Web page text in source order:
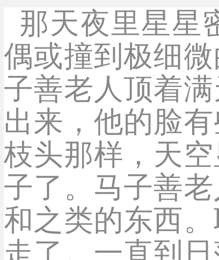
那天夜里星星
偶或撞到极细
子善老人顶着
出来，他的脸
枝头那样，天
子了。马子善
和之类的东西
走了。一直到